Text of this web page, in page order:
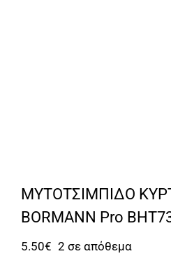
ΜΥΤΟΤΣΙΜΠΙΔΟ
BORMANN Pro
5.50€ 2 σε απόθεμα